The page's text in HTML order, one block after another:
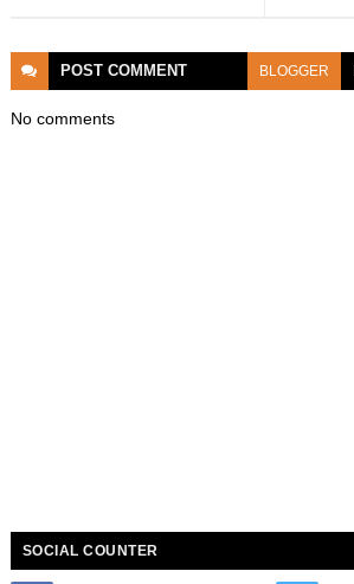
POST COMMENT BLOGGER
No comments
SOCIAL COUNTER